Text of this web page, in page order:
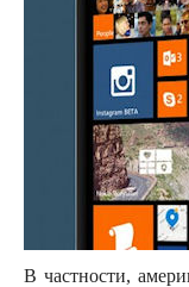
В частности,